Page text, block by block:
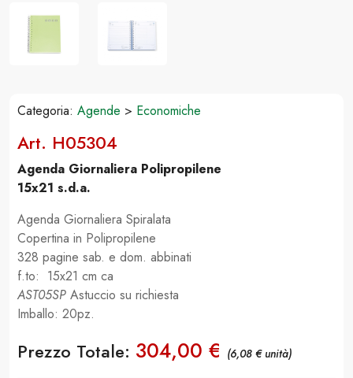
Categoria: Agende > Economiche
Art. H05304
Agenda Giornaliera Polipropilene
15x21 s.d.a.
Agenda Giornaliera Spiralata
Copertina in Polipropilene
328 pagine sab. e dom. abbinati
f.to: 15x21 cm ca
AST05SP Astuccio su richiesta
Imballo: 20pz.
Prezzo Totale: 304,00 € (6,08 € unità)